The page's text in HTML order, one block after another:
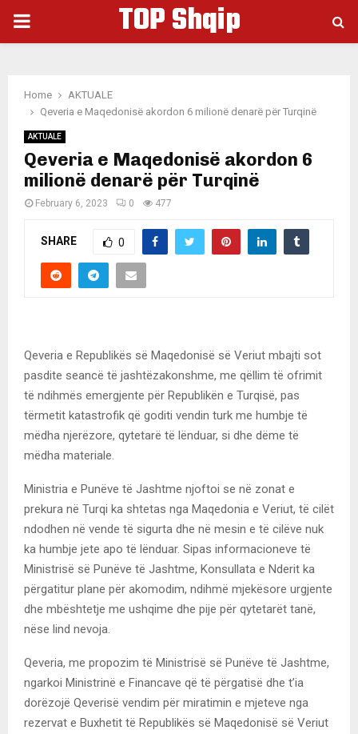
PRIMARY
TOP Shqip
Home
AKTUALE
Qeveria e Maqedonisë akordon 6 milionë denarë për Turqinë
AKTUALE
Qeveria e Maqedonisë akordon 6
milionë denarë për Turqinë
February 6, 2023 0 477
SHARE 0
Qeveria e Republikës së Maqedonisë së Veriut mbajti sot
pasdite seancë të jashtëzakonshme, me qëllim të ofrimit
të ndihmës emergjente për Republikën e Turqisë, pas
tërmetit katastrofik që goditi vendin turk me humbje të
mëdha njerëzore, qytetarë të lënduar, si dhe dëme të
mëdha materiale.
Ministria e Punëve të Jashtme njoftoi se në zonat e
prekura në Turqi ka shtetas nga Maqedonia e Veriut, të cilët
ndodhen në vende të sigurta dhe në mesin e të cilëve nuk
ka humbje jete apo të lënduar. Sipas informacioneve të
Ministrisë së Punëve të Jashtme, Konsullata e Nderit ka
përgatitur plane për akomodim, ndihmë mjekësore urgjente
dhe mbështetje me ushqime dhe pije për qytetarët tanë,
nëse lind nevoja.
Qeveria, me propozim të Ministrisë së Punëve të Jashtme,
ngarkoi Ministrinë e Financave që të përgatisë dhe t’ia
dorëzojë Qeverisë vendim për miratimin e mjeteve nga
rezervat e Buxhetit të Republikës së Maqedonisë së Veriut